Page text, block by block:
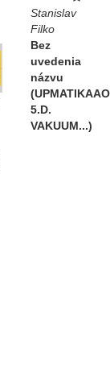
Stanislav
Filko
Bez
uvedenia
názvu
5.D.
VAKUUM...)